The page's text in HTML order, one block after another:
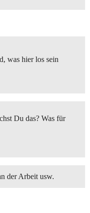
was hier los sein
Du das? Was für
der Arbeit usw.